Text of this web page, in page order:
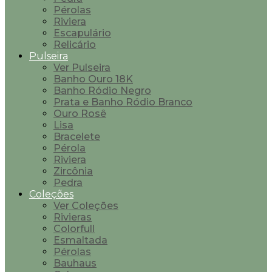
Pérolas
Riviera
Escapulário
Relicário
Pulseira
Ver Pulseira
Banho Ouro 18K
Banho Ródio Negro
Prata e Banho Ródio Branco
Ouro Rosê
Lisa
Bracelete
Pérola
Riviera
Zircônia
Pedra
Coleções
Ver Coleções
Rivieras
Colorfull
Esmaltada
Pérolas
Bauhaus